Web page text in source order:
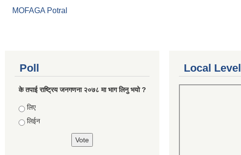
MOFAGA Potral
Poll
के तपाई राष्ट्रिय जनगणना २०७८ मा भाग लिनु भयो ?
Choices
लिए
लिईन
Local Level